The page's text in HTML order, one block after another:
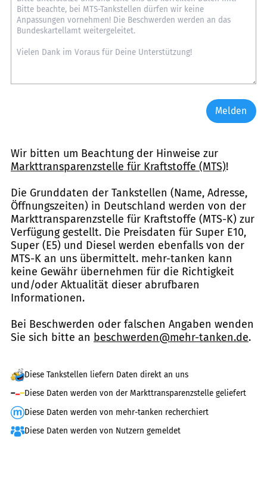
Melden
Wir bitten um Beachtung der Hinweise zur
Markttransparenzstelle für Kraftstoffe (MTS)!
Die Grunddaten der Tankstellen (Name, Adresse,
Öffnungszeiten) in Deutschland werden von der
Markttransparenzstelle für Kraftstoffe (MTS-K) zur
Verfügung gestellt. Die Preisdaten für Super E10,
Super (E5) und Diesel werden ebenfalls von der
MTS-K an uns übermittelt. mehr-tanken kann
keine Gewähr übernehmen für die Richtigkeit
und/oder Aktualität dieser abrufbaren
Informationen.
Bei Beschwerden oder falschen Angaben wenden
Sie sich bitte an beschwerden@mehr-tanken.de.
Diese Tankstellen liefern Daten direkt an uns
Diese Daten werden von der Markttransparenzstelle geliefert
Diese Daten werden von mehr-tanken recherchiert
Diese Daten werden von Nutzern gemeldet